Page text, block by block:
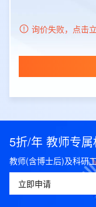
询价失败，点击
5折/年 教师专
立即申请